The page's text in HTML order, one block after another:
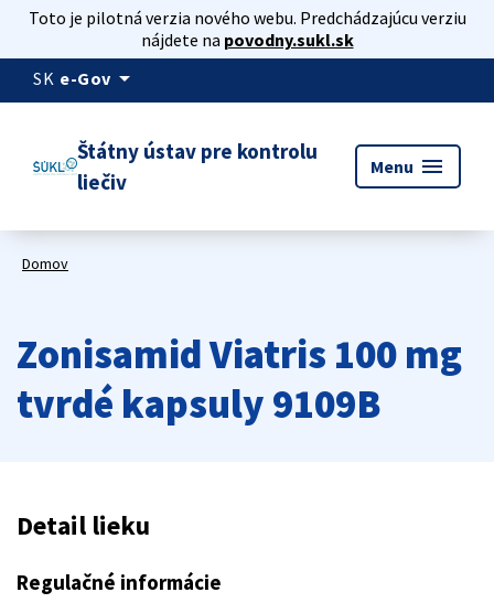
Toto je pilotná verzia nového webu. Predchádzajúcu verziu
nájdete na povodny.sukl.sk
SK e-Gov arrow_drop_down
Štátny ústav pre kontrolu
liečiv
Menu menu
Domov
Zonisamid Viatris 100 mg
tvrdé kapsuly 9109B
Detail lieku
Regulačné informácie